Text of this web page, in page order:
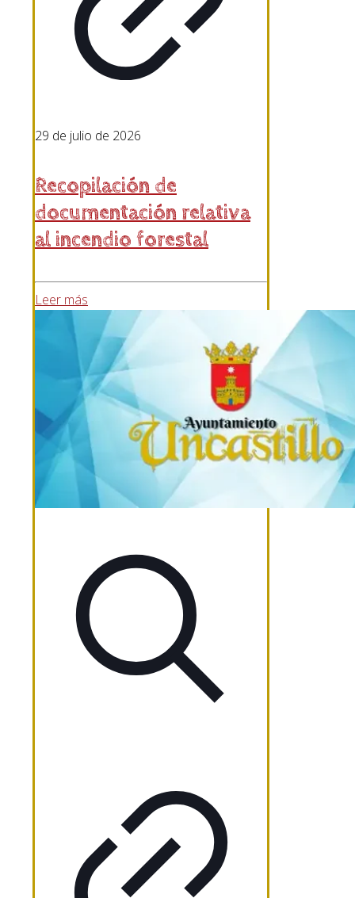
29 de julio de 2026
Recopilación de
documentación relativa
al incendio forestal
Leer más